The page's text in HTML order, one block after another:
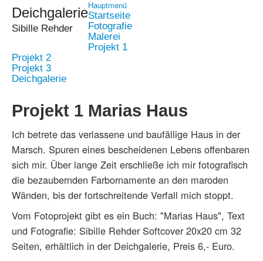
Deichgalerie
Sibille Rehder
Hauptmenü
Startseite
Fotografie
Malerei
Projekt 1
Projekt 2
Projekt 3
Deichgalerie
Projekt 1 Marias Haus
Ich betrete das verlassene und baufällige Haus in der
Marsch. Spuren eines bescheidenen Lebens offenbaren
sich mir. Über lange Zeit erschließe ich mir fotografisch
die bezaubernden Farbornamente an den maroden
Wänden, bis der fortschreitende Verfall mich stoppt.
Vom Fotoprojekt gibt es ein Buch: "Marias Haus", Text
und Fotografie: Sibille Rehder Softcover 20x20 cm 32
Seiten, erhältlich in der Deichgalerie, Preis 6,- Euro.